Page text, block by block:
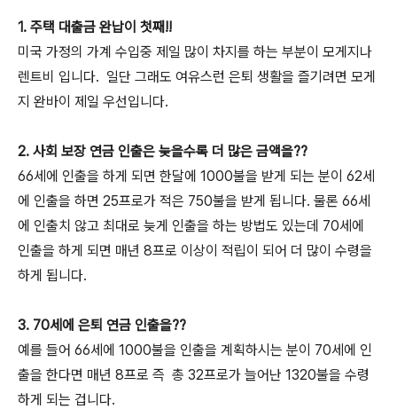
1. 주택 대출금 완납이 첫째!!
미국 가정의 가계 수입중 제일 많이 차지를 하는 부분이 모게지나
렌트비 입니다. 일단 그래도 여유스런 은퇴 생활을 즐기려면 모게
지 완바이 제일 우선입니다.
2. 사회 보장 연금 인출은 늦을수록 더 많은 금액을??
66세에 인출을 하게 되면 한달에 1000불을 받게 되는 분이 62세
에 인출을 하면 25프로가 적은 750불을 받게 됩니다. 물론 66세
에 인출치 않고 최대로 늦게 인출을 하는 방법도 있는데 70세에
인출을 하게 되면 매년 8프로 이상이 적립이 되어 더 많이 수령을
하게 됩니다.
3. 70세에 은퇴 연금 인출을??
예를 들어 66세에 1000불을 인출을 계획하시는 분이 70세에 인
출을 한다면 매년 8프로 즉 총 32프로가 늘어난 1320불을 수령
하게 되는 겁니다.